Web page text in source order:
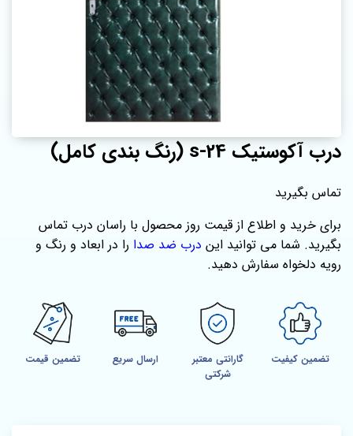
درب آکوستیک s-24 (رنگ بندی کامل)
تماس بگیرید
برای خرید و اطلاع از قیمت روز محصول با راسان درب تماس
بگیرید. شما می توانید این درب ضد صدا را در ابعاد و رنگ و
رویه دلخواه سفارش دهید.
تضمین کیفیت
گارانتی معتبر
شرکتی
ارسال سریع تضمین قیمت